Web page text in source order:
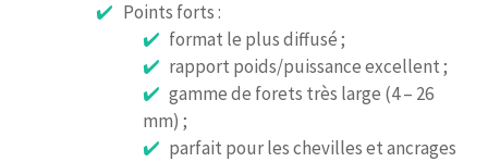
Points forts :
format le plus diffusé ;
rapport poids/puissance excellent ;
gamme de forets très large (4 – 26
mm) ;
parfait pour les chevilles et ancrages